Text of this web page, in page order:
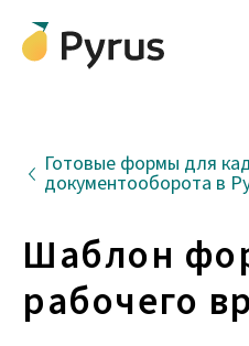
Готовые формы для
документооборота в
Шаблон
рабочего